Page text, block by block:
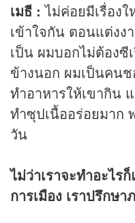
เมธี : ไม่ค่อยมีเรื่อง
เข้าใจกัน ตอนแต่งง
เป็น ผมบอกไม่ต้องซี
ข้างนอก ผมเป็นคน
ทำอาหารให้เขากิน
ทำซุปเนื้ออร่อยมาก
วัน
ไม่ว่าเราจะทำอะไร
การเมือง เราปรึกษา